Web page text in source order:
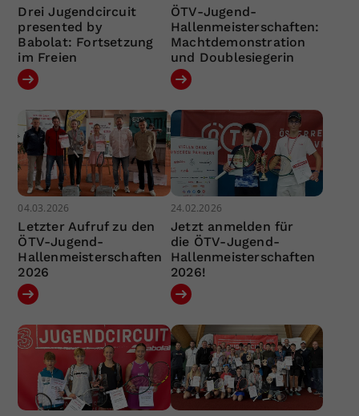
Drei Jugendcircuit
presented by
Babolat: Fortsetzung
im Freien
ÖTV-Jugend-
Hallenmeisterschaften:
Machtdemonstration
und Doublesiegerin
04.03.2026
Letzter Aufruf zu den
ÖTV-Jugend-
Hallenmeisterschaften
2026
24.02.2026
Jetzt anmelden für
die ÖTV-Jugend-
Hallenmeisterschaften
2026!